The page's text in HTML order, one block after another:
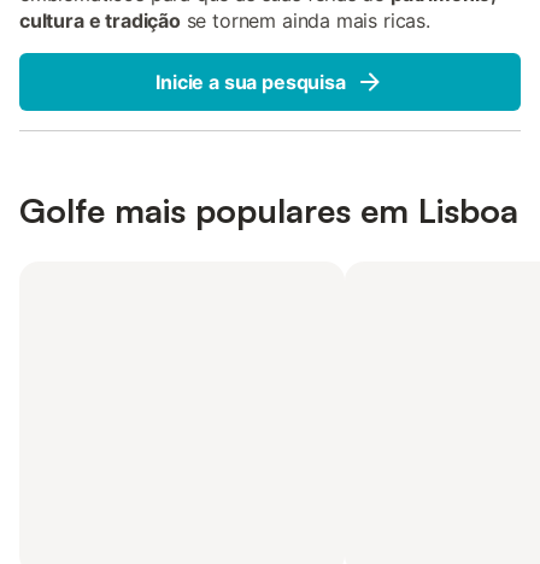
cultura e tradiçãose tornem ainda mais ricas.
Inicie a sua pesquisa
Golfe mais populares em Lisboa